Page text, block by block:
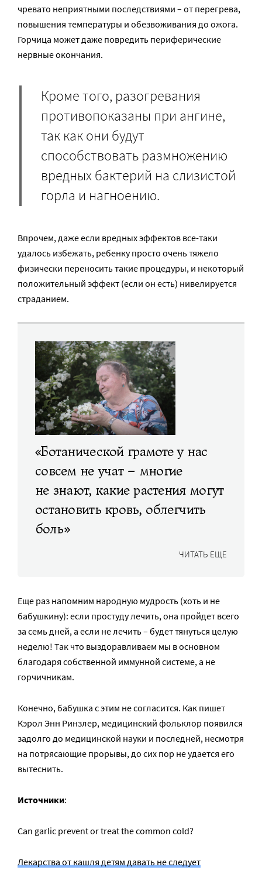
чревато неприятными последствиями – от перегрева,
повышения температуры и обезвоживания до ожога.
Горчица может даже повредить периферические
нервные окончания.
Кроме того, разогревания
противопоказаны при ангине,
так как они будут
способствовать размножению
вредных бактерий на слизистой
горла и нагноению.
Впрочем, даже если вредных эффектов все-таки
удалось избежать, ребенку просто очень тяжело
физически переносить такие процедуры, и некоторый
положительный эффект (если он есть) нивелируется
страданием.
«Ботанической грамоте у нас
совсем не учат – многие
не знают, какие растения могут
остановить кровь, облегчить
боль»
ЧИТАТЬ ЕЩЕ
Еще раз напомним народную мудрость (хоть и не
бабушкину): если простуду лечить, она пройдет всего
за семь дней, а если не лечить – будет тянуться целую
неделю! Так что выздоравливаем мы в основном
благодаря собственной иммунной системе, а не
горчичникам.
Конечно, бабушка с этим не согласится. Как пишет
Кэрол Энн Ринзлер, медицинский фольклор появился
задолго до медицинской науки и последней, несмотря
на потрясающие прорывы, до сих пор не удается его
вытеснить.
Источники:
Can garlic prevent or treat the common cold?
Лекарства от кашля детям давать не следует